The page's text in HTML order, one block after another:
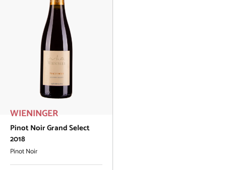
WIENINGER
Pinot Noir Grand Select
2018
Pinot Noir